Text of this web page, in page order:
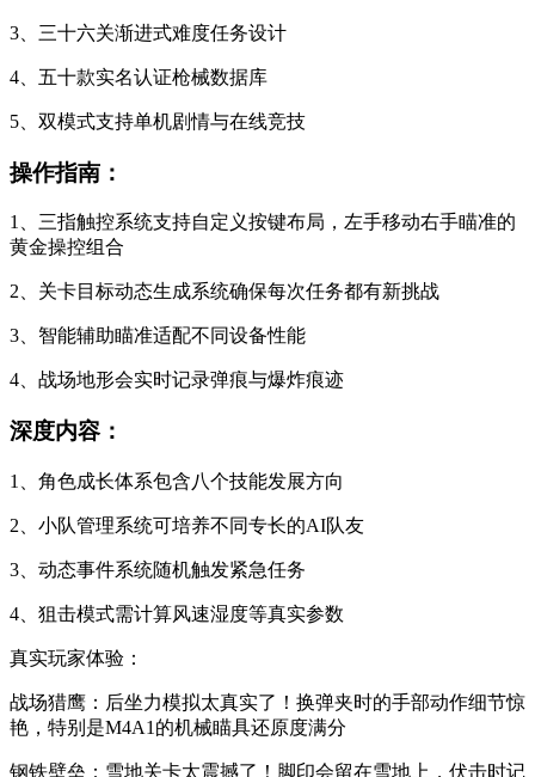
3、三十六关渐进式难度任务设计
4、五十款实名认证枪械数据库
5、双模式支持单机剧情与在线竞技
操作指南：
1、三指触控系统支持自定义按键布局，左手移动右手瞄准的
黄金操控组合
2、关卡目标动态生成系统确保每次任务都有新挑战
3、智能辅助瞄准适配不同设备性能
4、战场地形会实时记录弹痕与爆炸痕迹
深度内容：
1、角色成长体系包含八个技能发展方向
2、小队管理系统可培养不同专长的AI队友
3、动态事件系统随机触发紧急任务
4、狙击模式需计算风速湿度等真实参数
真实玩家体验：
战场猎鹰：后坐力模拟太真实了！换弹夹时的手部动作细节惊
艳，特别是M4A1的机械瞄具还原度满分
钢铁壁垒：雪地关卡太震撼了！脚印会留在雪地上，伏击时记